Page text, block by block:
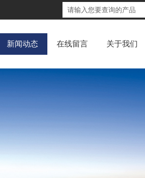
新闻动态 在线留言 关于我们